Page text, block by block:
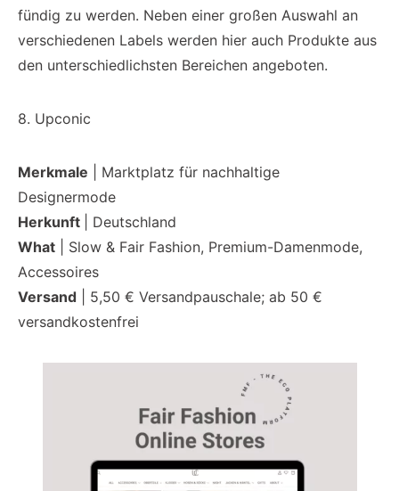
fündig zu werden. Neben einer großen Auswahl an
verschiedenen Labels werden hier auch Produkte aus
den unterschiedlichsten Bereichen angeboten.
8. Upconic
Merkmale | Marktplatz für nachhaltige
Designermode
Herkunft
| Deutschland
What | Slow & Fair Fashion, Premium-Damenmode,
Accessoires
Versand | 5,50 € Versandpauschale; ab 50 €
versandkostenfrei